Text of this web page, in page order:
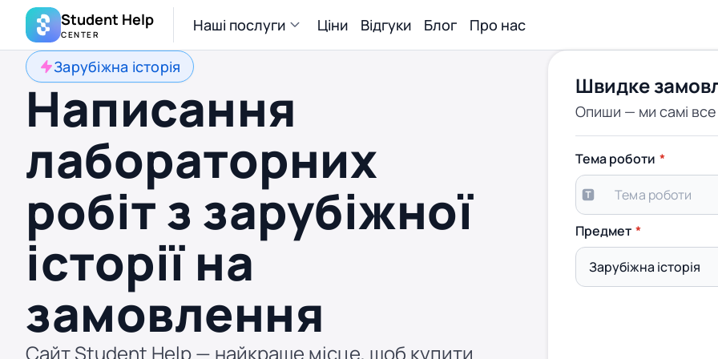
Student Help
CENTER Наші послуги Ціни Відгуки Блог Про нас
Зарубіжна історія
Написання
лабораторних
робіт з зарубіжної
історії на
замовлення
Сайт Student Help — найкраще місце, щоб купити
Швидке
Опиши — ми самі
Тема роботи
Предмет